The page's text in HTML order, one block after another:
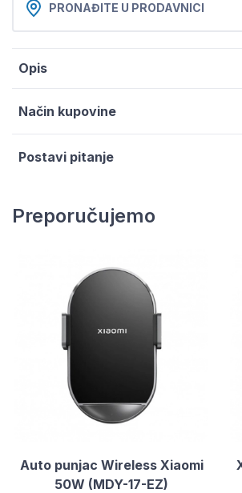
PRONAĐITE U PRODAVNICI
Opis
Način kupovine
Postavi pitanje
Preporučujemo
Auto punjac Wireless Xiaomi
50W (MDY-17-EZ)